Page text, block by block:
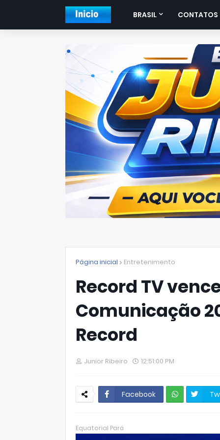
BRASIL CONTATOS
Página inicial Entretenimento
Record TV
Comunicação
Record
Junior Ribeiro 12:51:00 PM
Facebook
Equatorial Pará